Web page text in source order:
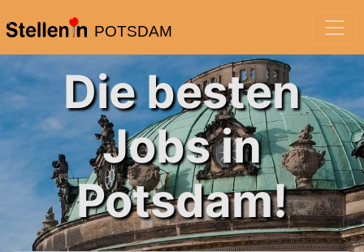
POTSDAM
Die besten
Jobs in
Potsdam!